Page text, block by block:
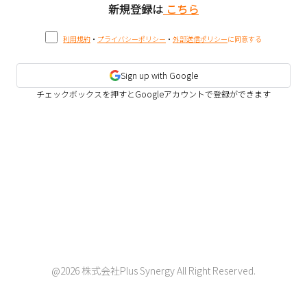
新規登録は こちら
利用規約 ・ プライバシーポリシー ・ 外部送信ポリシーに同意する
Sign up with Google
チェックボックスを押すとGoogleアカウントで登録ができます
@2026 株式会社Plus Synergy All Right Reserved.